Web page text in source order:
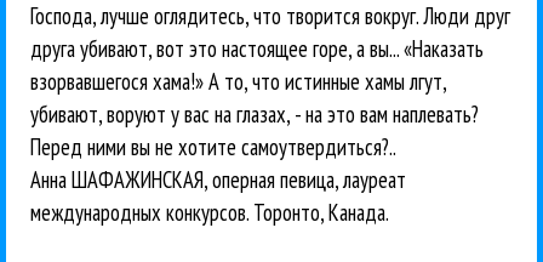
Господа, лучше оглядитесь, что творится вокруг. Люди друг
друга убивают, вот это настоящее горе, а вы... «Наказать
взорвавшегося хама!» А то, что истинные хамы лгут,
убивают, воруют у вас на глазах, - на это вам наплевать?
Перед ними вы не хотите самоутвердиться?..
Анна ШАФАЖИНСКАЯ, оперная певица, лауреат
международных конкурсов. Торонто, Канада.